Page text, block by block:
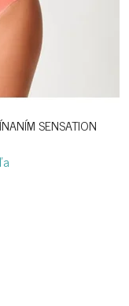
SENSATION